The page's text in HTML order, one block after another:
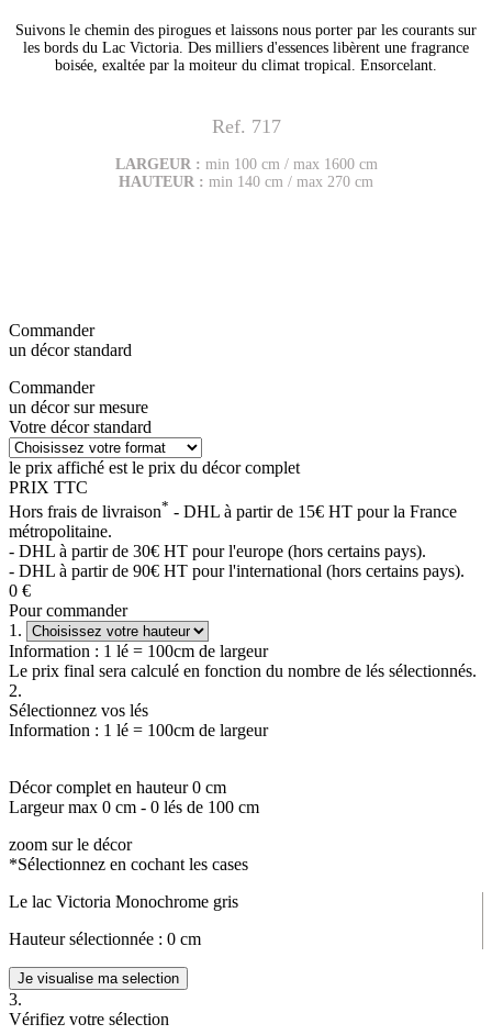
Suivons le chemin des pirogues et laissons nous porter par les courants sur
les bords du Lac Victoria. Des milliers d'essences libèrent une fragrance
boisée, exaltée par la moiteur du climat tropical. Ensorcelant.
Ref. 717
LARGEUR : min 100 cm / max 1600 cm
HAUTEUR : min 140 cm / max 270 cm
Commander
un décor standard
Commander
un décor sur mesure
Votre décor standard
le prix affiché est le prix du décor complet
PRIX TTC
Hors frais de livraison* - DHL à partir de 15€ HT pour la France
métropolitaine.
- DHL à partir de 30€ HT pour l'europe (hors certains pays).
- DHL à partir de 90€ HT pour l'international (hors certains pays).
0 €
Pour commander
1.
Information : 1 lé = 100cm de largeur
Le prix final sera calculé en fonction du nombre de lés sélectionnés.
2.
Sélectionnez vos lés
Information : 1 lé = 100cm de largeur
Décor complet en hauteur0 cm
Largeur max 0 cm - 0 lés de 100 cm
zoom sur le décor
*Sélectionnez en cochant les cases
Le lac Victoria Monochrome gris
Hauteur sélectionnée : 0 cm
Je visualise ma selection
3.
Vérifiez votre sélection